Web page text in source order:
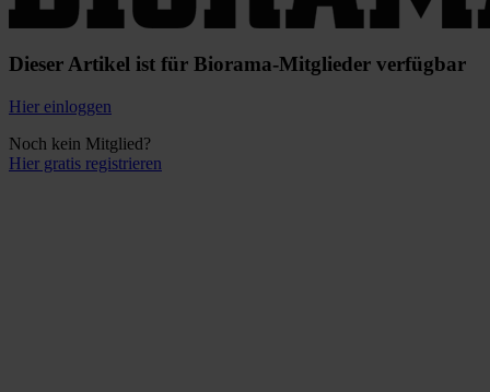
Dieser Artikel ist für Biorama-Mitglieder verfügbar
Hier einloggen
Noch kein Mitglied?
Hier gratis registrieren